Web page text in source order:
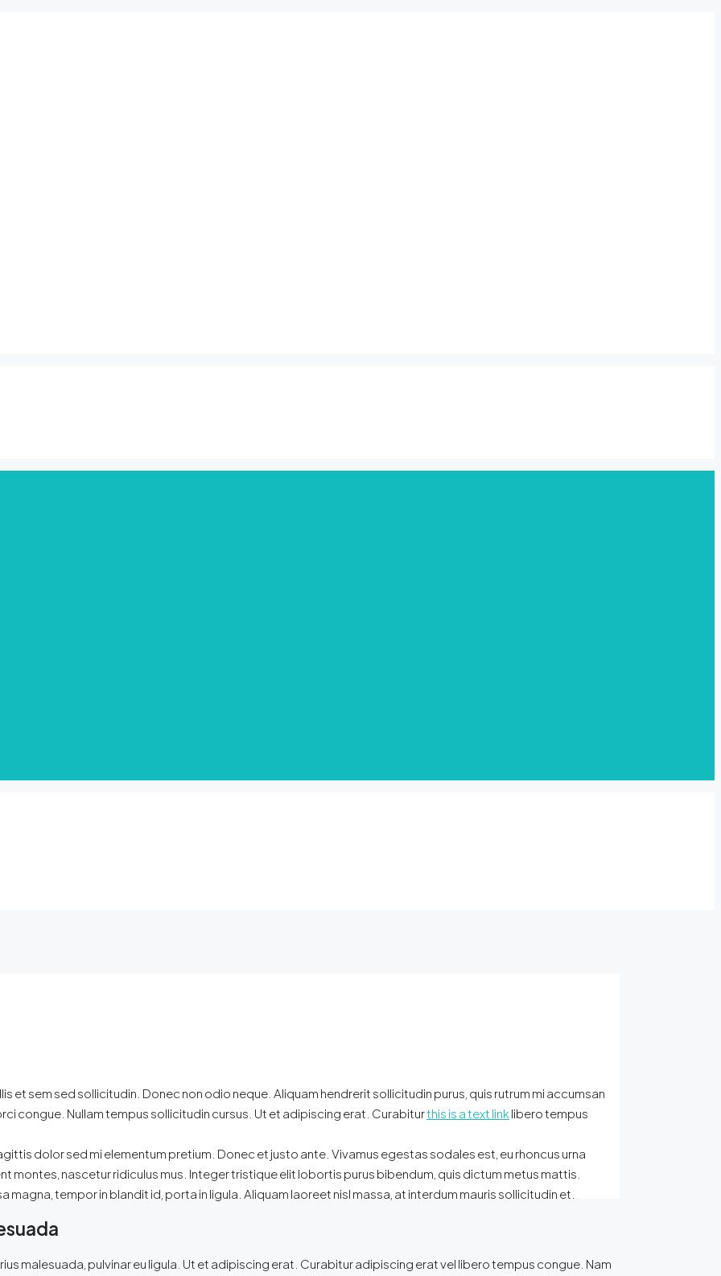
et sem sed sollicitudin. Donec non odio neque. Aliquam hendrerit sollicitudin purus, quis rutrum mi accumsan
congue. Nullam tempus sollicitudin cursus. Ut et adipiscing erat. Curabiturthis is a text linklibero tempus
dolor sed mi elementum pretium. Donec et justo ante. Vivamus egestas sodales est, eu rhoncus urna
montes, nascetur ridiculus mus. Integer tristique elit lobortis purus bibendum, quis dictum metus mattis.
tempor in blandit id, porta in ligula. Aliquam laoreet nisl massa, at interdum mauris sollicitudin et.
malesuada, pulvinar eu ligula. Ut et adipiscing erat. Curabitur adipiscing erat vel libero tempus congue. Nam